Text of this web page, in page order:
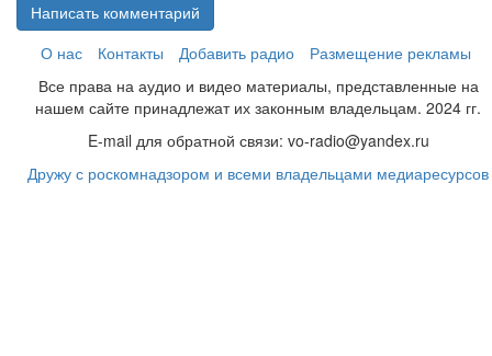
Написать комментарий
О нас
Контакты Добавить радио
Размещение рекламы
Все права на аудио и видео материалы, представленные на
нашем сайте принадлежат их законным владельцам. 2024 гг.
E-mail для обратной связи: vo-radio@yandex.ru
Дружу с роскомнадзором и всеми владельцами медиаресурсов